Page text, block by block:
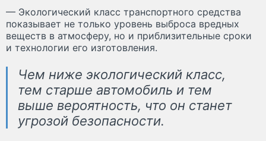
— Экологический класс транспортного средства
показывает не только уровень выброса вредных
веществ в атмосферу, но и приблизительные сроки
и технологии его изготовления.
Чем ниже экологический класс,
тем старше автомобиль и тем
выше вероятность, что он станет
угрозой безопасности.